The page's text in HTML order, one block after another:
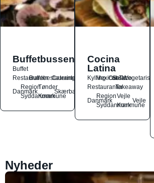
Buffetbussen
Buffet
Restauranter
Buffetrestauranter
Catering
Danmark
Region
Syddanmark
Tønder
Kommune
Skærbæk
Cocina
Latina
Kylling
Mexicansk
OstSalat
TacoVegetarisk
RestauranterTakeaway
Danmark
Region
Syddanmark
Vejle
Kommune
Vejle
Nyheder